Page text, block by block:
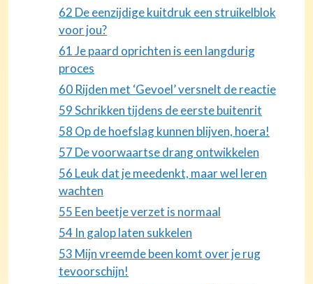
62 De eenzijdige kuitdruk een struikelblok
voor jou?
61 Je paard oprichten is een langdurig
proces
60 Rijden met ‘Gevoel’ versnelt de reactie
59 Schrikken tijdens de eerste buitenrit
58 Op de hoefslag kunnen blijven, hoera!
57 De voorwaartse drang ontwikkelen
56 Leuk dat je meedenkt, maar wel leren
wachten
55 Een beetje verzet is normaal
54 In galop laten sukkelen
53 Mijn vreemde been komt over je rug
tevoorschijn!